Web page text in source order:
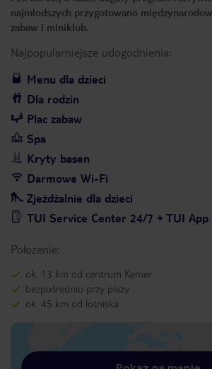
najmłodszych przygotowano
zabaw i miniklub.
Najpopularniejsze udogodnienia:
Menu dla dzieci
Dla rodzin
Plac zabaw
Spa
Kryty basen
Darmowe Wi-Fi
Zjeżdżalnie dla dzieci
TUI Service Center 24/7 + TUI App
Położenie:
ok. 13 km od centrum Kemer
bezpośrednio przy plaży
ok. 45 km od lotniska